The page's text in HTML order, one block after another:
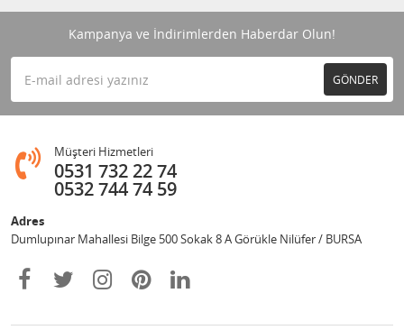
Kampanya ve İndirimlerden Haberdar Olun!
GÖNDER
Müşteri Hizmetleri
0531 732 22 74
0532 744 74 59
Adres
Dumlupınar Mahallesi Bilge 500 Sokak 8 A Görükle Nilüfer / BURSA